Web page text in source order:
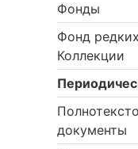
Фонды
Фонд
Коллекции
документы